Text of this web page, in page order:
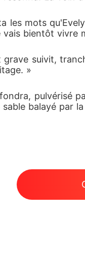
les mots
bientôt vivre
suivit,
»
pulvérisé
balayé par